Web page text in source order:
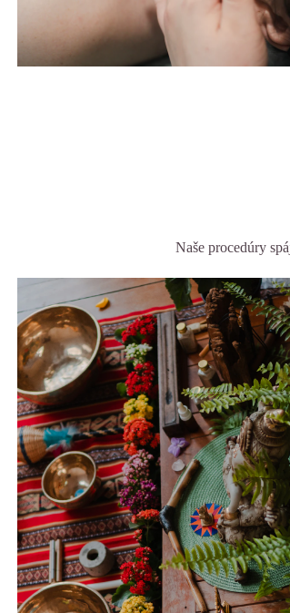
Naše procedúry